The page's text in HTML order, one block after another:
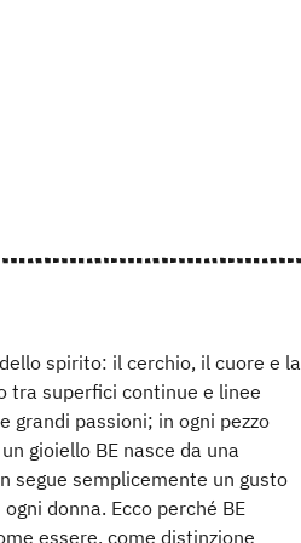
spirito: il cerchio, il cuore e la
tra superfici continue e linee
grandi passioni; in ogni pezzo
gioiello BE nasce da una
segue semplicemente un gusto
donna. Ecco perché BE
essere, come distinzione